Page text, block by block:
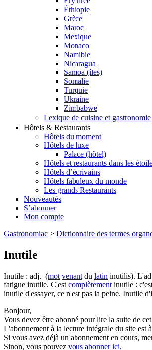
Éthiopie
Grèce
Maroc
Mexique
Monaco
Namibie
Nicaragua
Samoa (îles)
Somalie
Turquie
Ukraine
Zimbabwe
Lexique de cuisine et
Hôtels & Restaurants
Hôtels du moment
Hôtels de luxe
Palace (hôtel)
Hôtels et restaurants dans les
Hôtels d’écrivains
Hôtels fabuleux du monde
Les grands Restaurants
Nouveautés
S’abonner
Mon compte
Gastronomiac > Dictionnaire des termes
Inutile
Inutile : adj. (mot venant du latin inutilis).
fatigue inutile. C'est complètement inutile :
inutile d'essayer, ce n'est pas la peine. Inutile
Bonjour,
Vous devez être abonné pour lire la suite de
L'abonnement à la lecture intégrale du site est
Si vous avez déjà un abonnement en cours,
Sinon, vous pouvez vous abonner ici.